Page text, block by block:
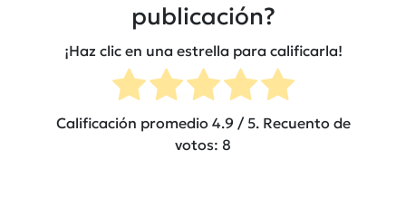
publicación?
¡Haz clic en una estrella para calificarla!
Calificación promedio 4.9 / 5. Recuento de
votos: 8